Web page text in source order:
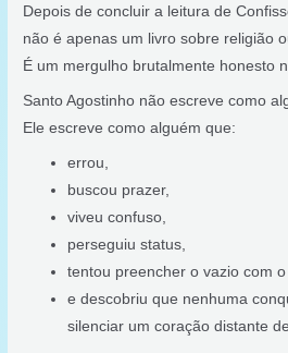
Depois de concluir a leitura de
não é apenas um livro sobre religião
É um mergulho brutalmente honesto
Santo Agostinho não escreve como
Ele escreve como alguém que:
errou,
buscou prazer,
viveu confuso,
perseguiu status,
tentou preencher o vazio com o
e descobriu que nenhuma
silenciar um coração distante